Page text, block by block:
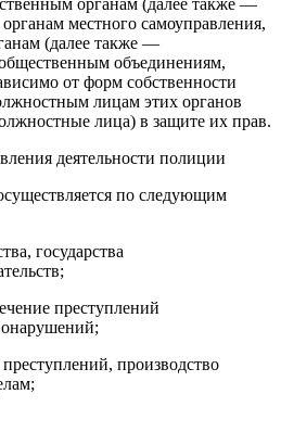
органам (далее также —
местного самоуправления,
(далее также —
объединениям,
от форм собственности
лицам этих органов
лица) в защите их прав.
деятельности полиции
по следующим
государства
преступлений
производство